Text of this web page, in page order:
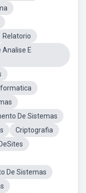
Relatorio
Analise E
De Sistemas
Criptografia
De Sistemas